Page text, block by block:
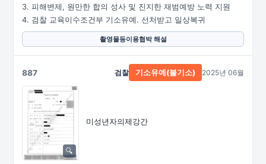
피해변제, 원만한 합의 성사 및 진지한 재범예방 노력 지원
검찰 교육이수조건부 기소유예. 선처받고 일상복귀
촬영물등이용협박 해설
887
미성년자의제강간
검찰 기소유예(불기소) 2025년 06월